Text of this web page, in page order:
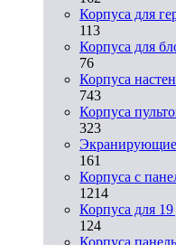
Корпуса для
113
Корпуса для
76
Корпуса
743
Корпуса
323
Экранирующие
161
Корпуса с
1214
Корпуса для
124
Корпуса